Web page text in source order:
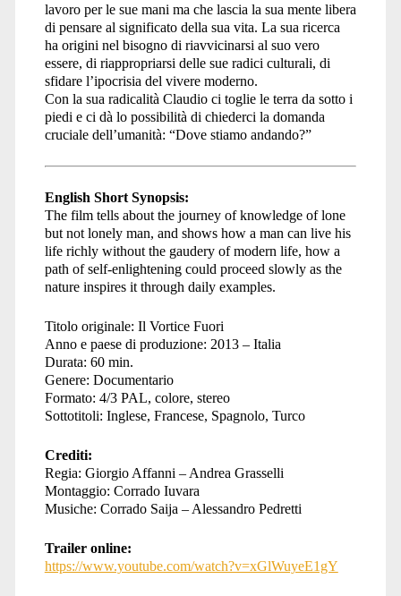
lavoro per le sue mani ma che lascia la sua mente libera
di pensare al significato della sua vita. La sua ricerca
ha origini nel bisogno di riavvicinarsi al suo vero
essere, di riappropriarsi delle sue radici culturali, di
sfidare l’ipocrisia del vivere moderno.
Con la sua radicalità Claudio ci toglie le terra da sotto i
piedi e ci dà lo possibilità di chiederci la domanda
cruciale dell’umanità: “Dove stiamo andando?”
English Short Synopsis:
The film tells about the journey of knowledge of lone
but not lonely man, and shows how a man can live his
life richly without the gaudery of modern life, how a
path of self-enlightening could proceed slowly as the
nature inspires it through daily examples.
Titolo originale: Il Vortice Fuori
Anno e paese di produzione: 2013 – Italia
Durata: 60 min.
Genere: Documentario
Formato: 4/3 PAL, colore, stereo
Sottotitoli: Inglese, Francese, Spagnolo, Turco
Crediti:
Regia: Giorgio Affanni – Andrea Grasselli
Montaggio: Corrado Iuvara
Musiche: Corrado Saija – Alessandro Pedretti
Trailer online:
https://www.youtube.com/watch?v=xGlWuyeE1gY